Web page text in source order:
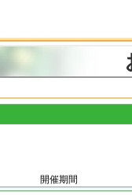
開催期間